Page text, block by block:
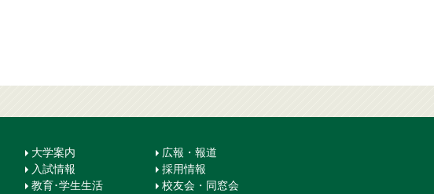
大学案内
入試情報
教育･学生生活
広報・報道
採用情報
校友会・同窓会